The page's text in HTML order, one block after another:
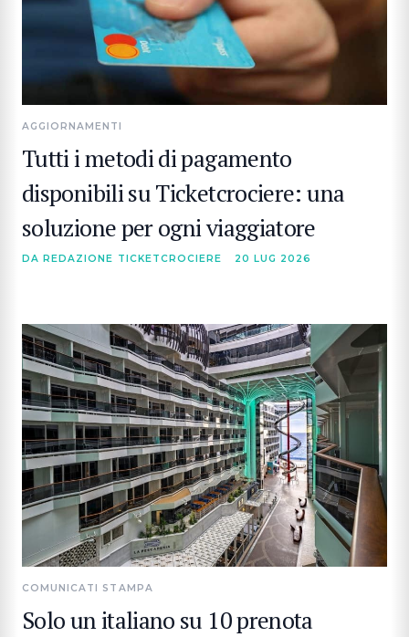
AGGIORNAMENTI
Tutti i metodi di pagamento
disponibili su Ticketcrociere: una
soluzione per ogni viaggiatore
DA REDAZIONE TICKETCROCIERE 20 LUG 2026
COMUNICATI STAMPA
Solo un italiano su 10 prenota